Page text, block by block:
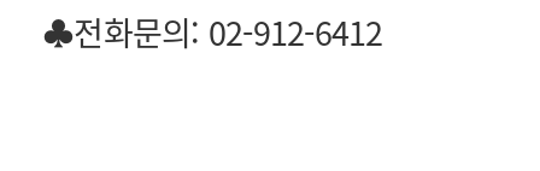
♣전화문의: 02-912-6412